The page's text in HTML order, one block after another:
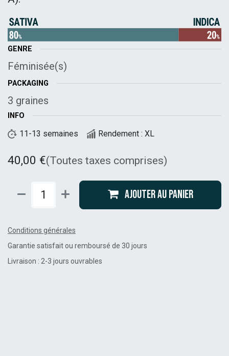
GENRE
Féminisée(s)
PACKAGING
3 graines
INFO
11-13 semaines Rendement : XL
40,00 €(Toutes taxes comprises)
Ajouter au panier
Conditions générales
Garantie satisfait ou remboursé de 30 jours
Livraison : 2-3 jours ouvrables